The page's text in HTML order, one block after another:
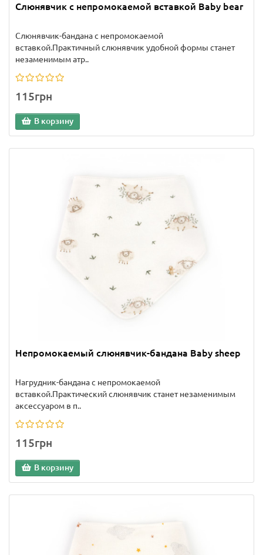
Слюнявчик с непромокаемой вставкой Baby bear
Слюнявчик-бандана с непромокаемой
вставкой.Практичный слюнявчик удобной формы станет
незаменимым атр..
115грн
В корзину
Непромокаемый слюнявчик-бандана Baby sheep
Нагрудник-бандана с непромокаемой
вставкой.Практический слюнявчик станет незаменимым
аксессуаром в п..
115грн
В корзину